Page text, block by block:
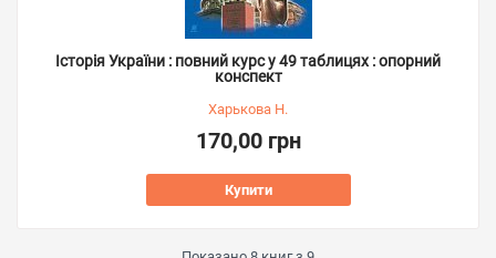
Історія України : повний курс у 49 таблицях : опорний
конспект
Харькова Н.
170,00 грн
Купити